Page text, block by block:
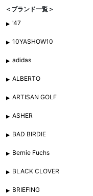
＜ブランド一覧＞
'47
10YASHOW10
adidas
ALBERTO
ARTISAN GOLF
ASHER
BAD BIRDIE
Bernie Fuchs
BLACK CLOVER
BRIEFING